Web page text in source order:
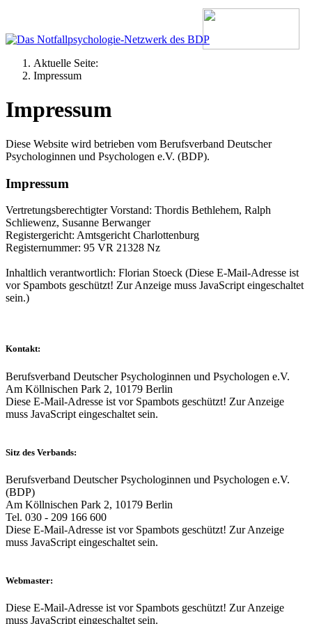
Aktuelle Seite:
Impressum
Impressum
Diese Website wird betrieben vom Berufsverband Deutscher
Psychologinnen und Psychologen e.V. (BDP).
Impressum
Vertretungsberechtigter Vorstand: Thordis Bethlehem, Ralph
Schliewenz, Susanne Berwanger
Registergericht: Amtsgericht Charlottenburg
Registernummer: 95 VR 21328 Nz
Inhaltlich verantwortlich: Florian Stoeck (Diese E-Mail-Adresse ist
vor Spambots geschützt! Zur Anzeige muss JavaScript eingeschaltet
sein.)
Kontakt:
Berufsverband Deutscher Psychologinnen und Psychologen e.V.
Am Köllnischen Park 2, 10179 Berlin
Diese E-Mail-Adresse ist vor Spambots geschützt! Zur Anzeige
muss JavaScript eingeschaltet sein.
Sitz des Verbands:
Berufsverband Deutscher Psychologinnen und Psychologen e.V.
(BDP)
Am Köllnischen Park 2, 10179 Berlin
Tel. 030 - 209 166 600
Diese E-Mail-Adresse ist vor Spambots geschützt! Zur Anzeige
muss JavaScript eingeschaltet sein.
Webmaster:
Diese E-Mail-Adresse ist vor Spambots geschützt! Zur Anzeige
muss JavaScript eingeschaltet sein.